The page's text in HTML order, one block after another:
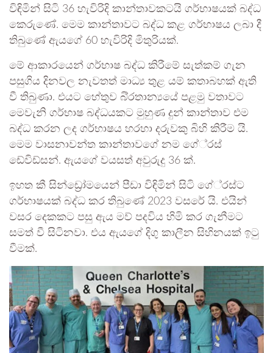
විඳිමින් සිටි 36 හැවිරිදි කාන්තාවකටයි ගර්භාෂයක් බද්ධ
කෙරුණේ. මෙම කාන්තාවට බද්ධ කළ ගර්භාෂය ලබා දී
තිබුණේ ඇයගේ 60 හැවිරිදි මිතුරියක්.
මේ ආකාරයෙන් ගර්භාෂ බද්ධ කිරීමේ සැත්කම් ගැන
පසුගිය දිනවල නැවතත් මාධ්‍ය තුළ යම් කතාබහක් ඇති
වී තිබුණා. එයට හේතුව බි‍්‍රතාන්‍යයේ පළමු වතාවට
මෙවැනි ගර්භාෂ බද්ධයකට මුහුණ දුන් කාන්තාව එම
බද්ධ කරන ලද ගර්භාෂය හරහා දරුවකු බිහි කිරීම යි.
මෙම වාසනාවන්ත කාන්තාවගේ නම ගේ‍්‍රස්
ඩේවිඩ්සන්. ඇයගේ වයසත් අවුරුදු 36 ක්.
ඉහත කී සින්ඩ්‍රෝමයෙන් පීඩා විඳිමින් සිටි ගේ‍්‍රස්ට
ගර්භාෂයක් බද්ධ කර තිබුණේ 2023 වසරේ යි. එයින්
වසර දෙකකට පසු ඇය මව් පදවිය හිමි කර ගැනීමට
සමත් වී සිටිනවා. එය ඇයගේ දිගු කාලීන සිහිනයක් ඉටු
වීමක්.